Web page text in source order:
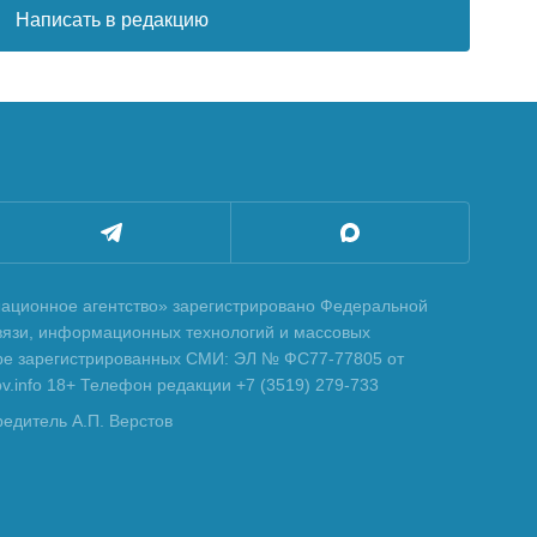
Написать в редакцию
агентство» зарегистрировано Федеральной
информационных технологий и массовых
зарегистрированных СМИ: ЭЛ № ФС77-77805 от
18+ Телефон редакции +7 (3519) 279-733
А.П. Верстов